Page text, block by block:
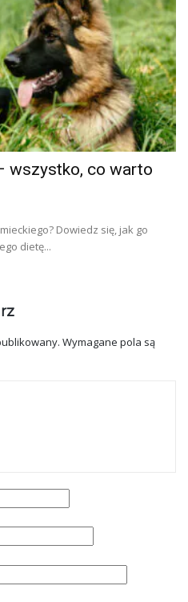
wszystko, co warto
Dowiedz się, jak go
dietę...
Wymagane pola są